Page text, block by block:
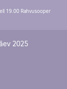
19.00 Rahvusooper
2025